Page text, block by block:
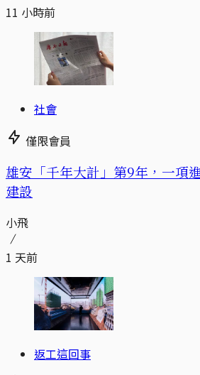
11 小時前
社會
僅限會員
雄安「千年大計」第9年，一項
建設
小飛
1 天前
返工這回事